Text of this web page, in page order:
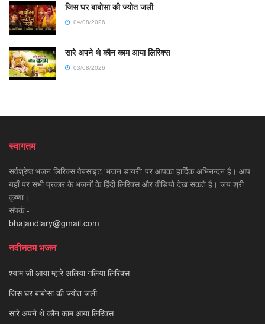
जिस घर बाबोसा की ज्योत जली
04/08/2026
सारे अपने थे कौन काम आया लिरिक्स
03/08/2026
स्वागतम
सर्वश्रेष्ठ भजन लिरिक्स वेबसाइट 'भजन डायरी' पर आपका हार्दिक अभिनन्दन है। आप
यहाँ पर सभी प्रकार के भजनों के हिंदी लिरिक्स और वीडियो देख सकते है। जय श्री
कृष्णा।
संपर्क -
bhajandiary@gmail.com
नवीनतम भजन
श्याम जी आया म्हारे अलिया गलिया लिरिक्स
जिस घर बाबोसा की ज्योत जली
सारे अपने थे कौन काम आया लिरिक्स